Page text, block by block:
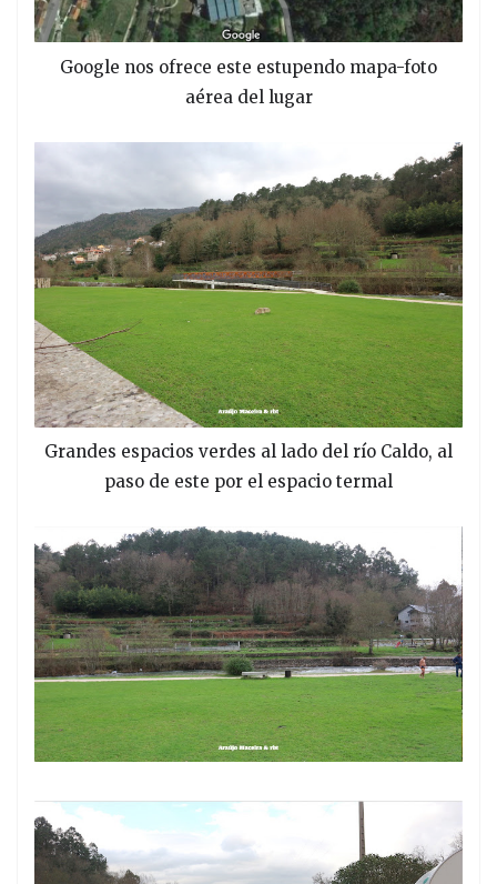
Google nos ofrece este estupendo mapa-foto
aérea del lugar
Grandes espacios verdes al lado del río Caldo, al
paso de este por el espacio termal